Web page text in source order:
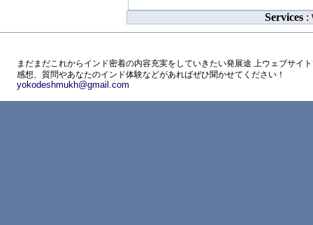
Services :
まだまだこれからインド密着の内容充実をしていきたい発展途 上ウェブサイ
感想、質問やあなたのインド体験などがあればぜひ聞かせてください！
yokodeshmukh@gmail.com